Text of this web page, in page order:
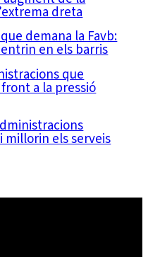
dreta
demana la Favb:
en els barris
que
a la pressió
els serveis